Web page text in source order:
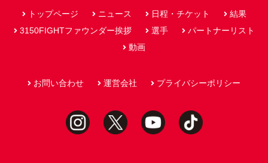
トップページ ニュース 日程・チケット
結果
3150FIGHTファウンダー挨拶
選手
パートナーリスト
動画
お問い合わせ 運営会社 プライバシーポリシー